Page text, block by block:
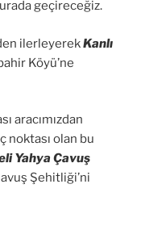
geçireceğiz.
ilerleyerekKanlı
Köyü’ne
aracımızdan
noktası olan bu
Yahya Çavuş
Şehitliği’ni